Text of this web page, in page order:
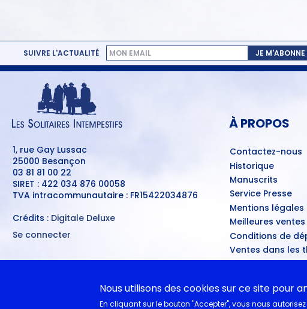
SUIVRE L'ACTUALITÉ JE M'ABONNE
1, rue Gay Lussac
25000 Besançon
03 81 81 00 22
SIRET : 422 034 876 00058
TVA intracommunautaire : FR15422034876
Crédits : Digitale Deluxe
MENU
COMPTE
Se connecter
À PROPOS
Contactez-nous
Historique
Manuscrits
Service Presse
Mentions légales
Meilleures
Conditions de
Ventes dans les
A nouveau
EN CLASSE
Nous utilisons des cookies sur ce site pour
En cliquant sur le bouton "Accepter", vous nous autorisez